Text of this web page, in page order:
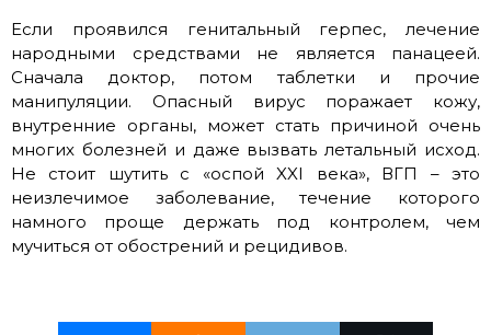
Если проявился генитальный герпес, лечение
народными средствами не является панацеей.
Сначала доктор, потом таблетки и прочие
манипуляции. Опасный вирус поражает кожу,
внутренние органы, может стать причиной очень
многих болезней и даже вызвать летальный исход.
Не стоит шутить с «оспой XXI века», ВГП – это
неизлечимое заболевание, течение которого
намного проще держать под контролем, чем
мучиться от обострений и рецидивов.